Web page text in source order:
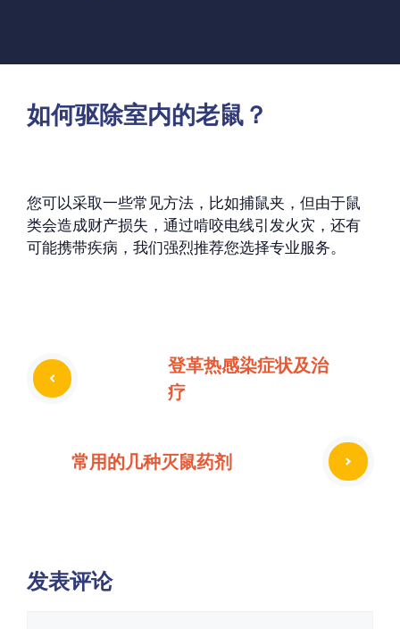
如何驱除室内的老鼠？
您可以采取一些常见方法，比如捕鼠夹，但由于鼠
类会造成财产损失，通过啃咬电线引发火灾，还有
可能携带疾病，我们强烈推荐您选择专业服务。
登革热感染症状及治
疗
常用的几种灭鼠药剂
发表评论